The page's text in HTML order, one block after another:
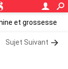
et grossesse
Sujet Suivant